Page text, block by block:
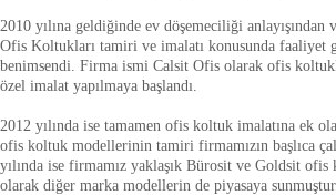
2010 yılına geldiğinde ev döşemeciliği anlayışından
Ofis Koltukları tamiri ve imalatı konusunda faaliyet
benimsendi. Firma ismi Calsit Ofis olarak ofis
özel imalat yapılmaya başlandı.
2012 yılında ise tamamen ofis koltuk imalatına ek
ofis koltuk modellerinin tamiri firmamızın başlıca
yılında ise firmamız yaklaşık Bürosit ve Goldsit ofis
olarak diğer marka modellerin de piyasaya sunmuştur.